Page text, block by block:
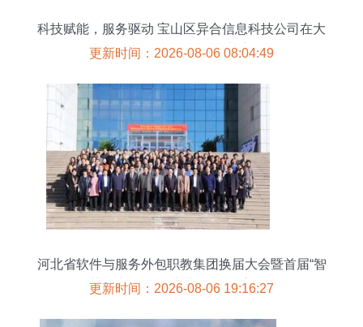
科技赋能，服务驱动 宝山区异合信息科技公司在大
数据时代的软件外包创新之路
更新时间：2026-08-06 08:04:49
河北省软件与服务外包职教集团换届大会暨首届“智
慧的力量”信息产业论坛隆重召开
更新时间：2026-08-06 19:16:27